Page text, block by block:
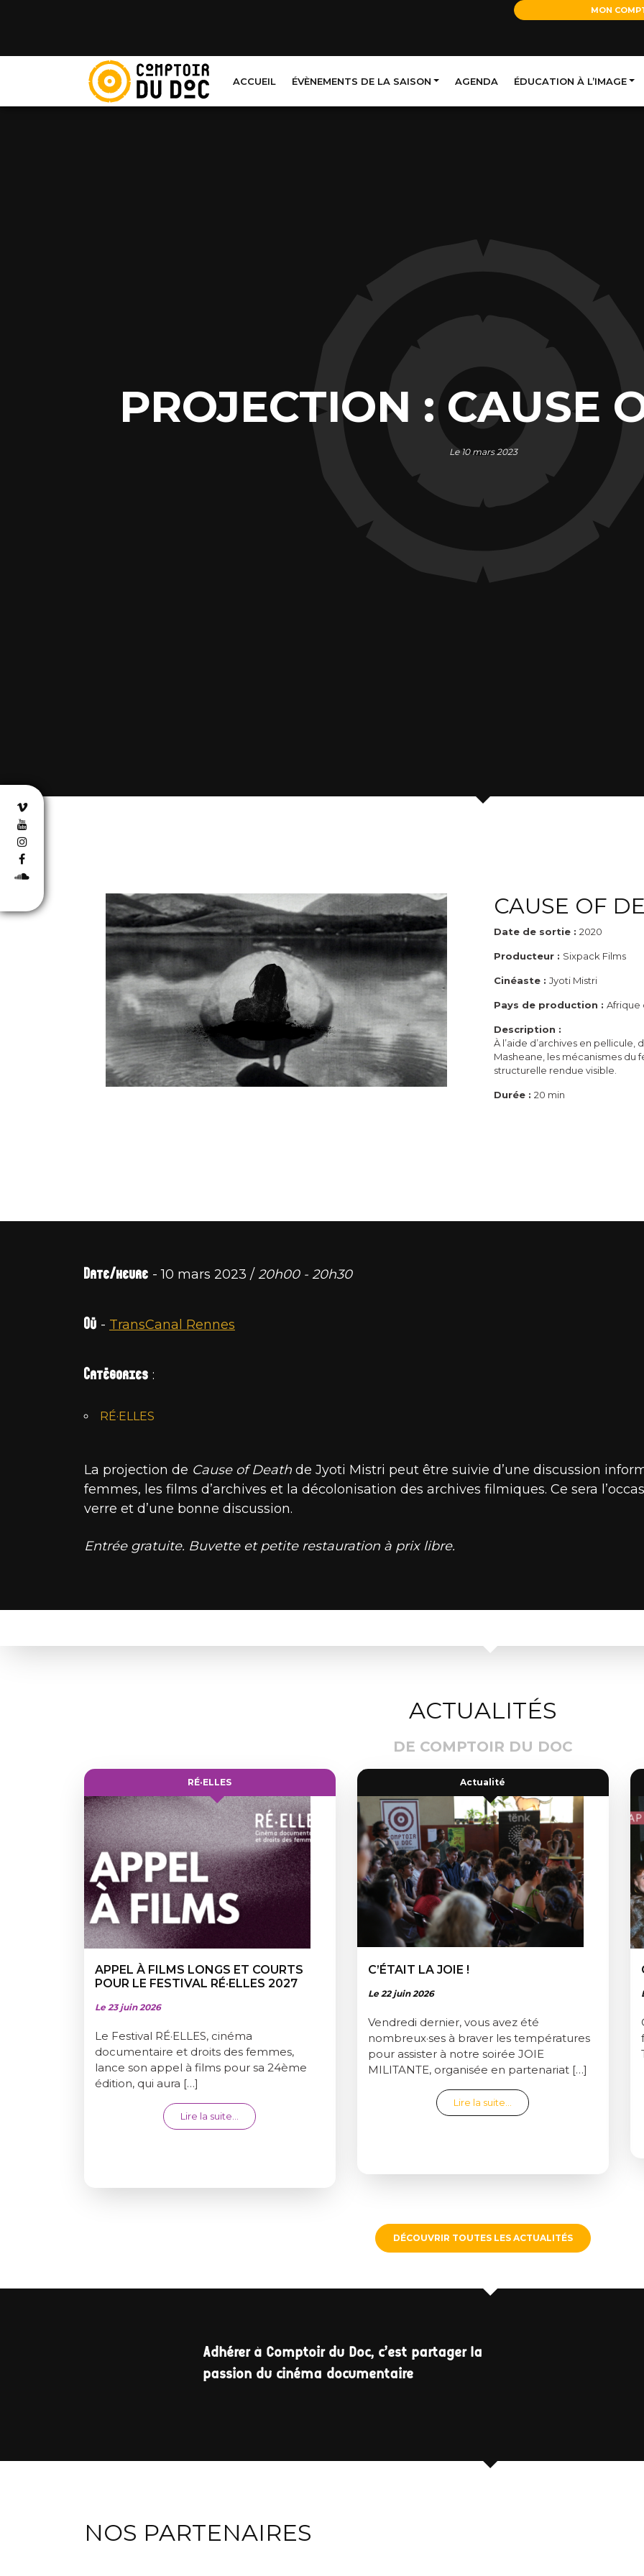
MON
ACCUEIL ÉVÈNEMENTS DE LA SAISON AGENDA ÉDUCATION À L’IMAGE
PROJECTION : CAUSE
Le 10 mars 2023
CAUSE OF
Date de sortie : 2020
Producteur : Sixpack Films
Cinéaste : Jyoti Mistri
Pays de production : Afrique
Description :
À l’aide d’archives en
Masheane, les mécanismes du
structurelle rendue visible.
Durée : 20 min
Date/heure - 10 mars 2023 /20h00 - 20h30
Où - TransCanal Rennes
Catégories :
RÉ·ELLES
La projection de Cause of Death de Jyoti Mistri peut être suivie d’une discussion
femmes, les films d’archives et la décolonisation des archives filmiques. Ce sera
verre et d’une bonne discussion.
Entrée gratuite. Buvette et petite restauration à prix libre.
ACTUALITÉS
DE COMPTOIR DU DOC
RÉ·ELLES
APPEL À FILMS LONGS ET COURTS
POUR LE FESTIVAL RÉ·ELLES 2027
Le 23 juin 2026
Le Festival RÉ·ELLES, cinéma
documentaire et droits des femmes,
lance son appel à films pour sa 24ème
édition, qui aura […]
Lire la suite… from APPEL À FILMS LONGS ET COURTS POUR LE FESTIVAL RÉ·ELLES 2027
Actualité
C’ÉTAIT LA JOIE !
Le 22 juin 2026
Vendredi dernier, vous avez été
nombreux·ses à braver les températures
pour assister à notre soirée JOIE
MILITANTE, organisée en partenariat […]
Lire la suite… from C’était la joie !
DÉCOUVRIR TOUTES LES ACTUALITÉS
Adhérer à Comptoir du Doc, c'est partager la
passion du cinéma documentaire
NOS PARTENAIRES